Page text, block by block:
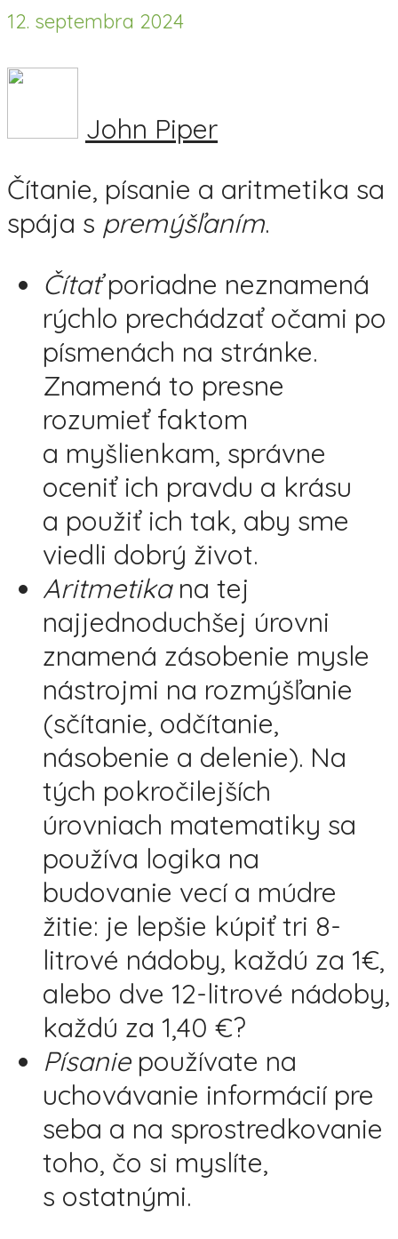
12. septembra 2024
John Piper
Čítanie, písanie a aritmetika sa
spája s premýšľaním.
Čítaťporiadne neznamená
rýchlo prechádzať očami po
písmenách na stránke.
Znamená to presne
rozumieť faktom
a myšlienkam, správne
oceniť ich pravdu a krásu
a použiť ich tak, aby sme
viedli dobrý život.
Aritmetikana tej
najjednoduchšej úrovni
znamená zásobenie mysle
nástrojmi na rozmýšľanie
(sčítanie, odčítanie,
násobenie a delenie). Na
tých pokročilejších
úrovniach matematiky sa
používa logika na
budovanie vecí a múdre
žitie: je lepšie kúpiť tri 8-
litrové nádoby, každú za 1€,
alebo dve 12-litrové nádoby,
každú za 1,40 €?
Písaniepoužívate na
uchovávanie informácií pre
seba a na sprostredkovanie
toho, čo si myslíte,
s ostatnými.